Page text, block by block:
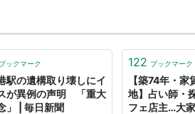
ックマーク
駅の遺構取り壊しにイ
が異例の声明 「重大
」 | 毎日新聞
122 ブックマーク
【築74年・家
地】占い師・
フェ店主…大